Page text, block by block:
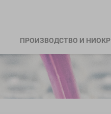
ПРОИЗВОДСТВО И НИОКР